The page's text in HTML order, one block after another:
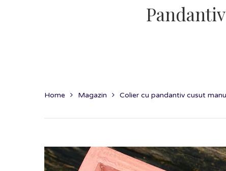
Home Magazin Colier cu pandantiv cusut